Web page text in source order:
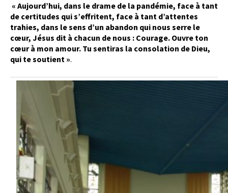
« Aujourd’hui, dans le drame de la pandémie, face à tant
de certitudes qui s’effritent, face à tant d’attentes
trahies, dans le sens d’un abandon qui nous serre le
cœur, Jésus dit à chacun de nous : Courage. Ouvre ton
cœur à mon amour. Tu sentiras la consolation de Dieu,
qui te soutient ».